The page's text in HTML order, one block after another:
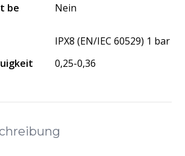
be
Nein
IPX8 (EN/IEC 60529) 1 bar
0,25-0,36